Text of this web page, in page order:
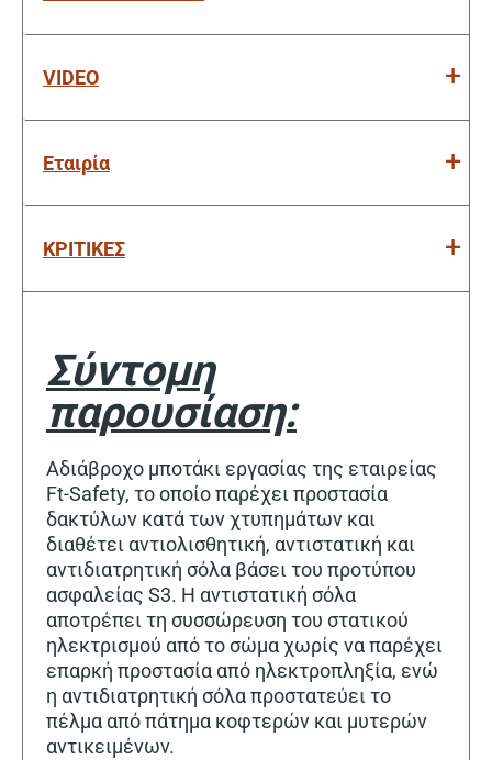
VIDEO
Εταιρία
ΚΡΙΤΙΚΕΣ
Σύντομη
παρουσίαση:
Αδιάβροχο μποτάκι εργασίας της εταιρείας
Ft-Safety, το οποίο παρέχει προστασία
δακτύλων κατά των χτυπημάτων και
διαθέτει αντιολισθητική, αντιστατική και
αντιδιατρητική σόλα βάσει του προτύπου
ασφαλείας S3. Η αντιστατική σόλα
αποτρέπει τη συσσώρευση του στατικού
ηλεκτρισμού από το σώμα χωρίς να παρέχει
επαρκή προστασία από ηλεκτροπληξία, ενώ
η αντιδιατρητική σόλα προστατεύει το
πέλμα από πάτημα κοφτερών και μυτερών
αντικειμένων.